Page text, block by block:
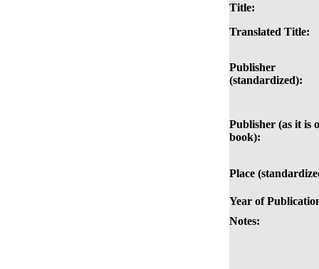
Title:
Translated Title:
Publisher
(standardized):
Publisher (as it is
book):
Place
Year of
Notes: